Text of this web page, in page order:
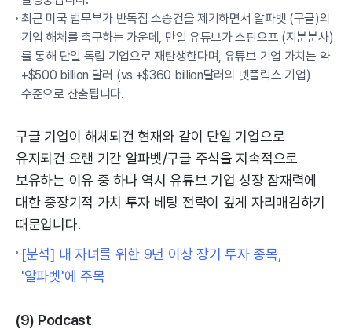
최근 미국 법무부가 반독점 소송건을 제기하면서 알파벳 (구글)의
기업 해체를 촉구하는 가운데, 만일 유튜브가 스핀오프 (지분분사)
를 통해 단일 독립 기업으로 재탄생한다며, 유튜브 기업 가치는 약
+$500 billion 달러 (vs +$360 billion달러의 넷플릭스 기업)
수준으로 산출됩니다.
구글 기업이 해체되건 현재와 같이 단일 기업으로
유지되건 오랜 기간 알파벳/구글 주식을 지속적으로
보유하는 이유 중 하나 역시 유튜브 기업 성장 잠재력에
대한 중장기적 가치 투자 베팅 전략이 깊게 자리매김하기
때문입니다.
[분석] 내 자녀를 위한 9년 이상 장기 투자 종목,
'알파벳'에 주목
(9) Podcast